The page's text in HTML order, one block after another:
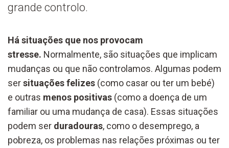
grande controlo.
Há situações que nos provocam
stresse. Normalmente, são situações que implicam
mudanças ou que não controlamos. Algumas podem
sersituações felizes (como casar ou ter um bebé)
e outras menos positivas (como a doença de um
familiar ou uma mudança de casa). Essas situações
podem ser duradouras, como o desemprego, a
pobreza, os problemas nas relações próximas ou ter